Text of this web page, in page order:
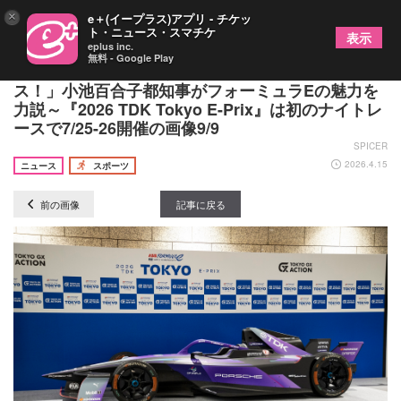
「夜の東京を走り抜けるエキサイティングなレー
ス！」小池百合子都知事がフォーミュラEの魅力を
力説～『2026 TDK Tokyo E-Prix』は初のナイトレ
ースで7/25-26開催の画像9/9
SPICER
ニュース
スポーツ 2026.4.15
前の画像 記事に戻る
× e＋(イープラス)アプリ - チケッ
ト・ニュース・スマチケ
eplus inc.
無料 - Google Play
表示